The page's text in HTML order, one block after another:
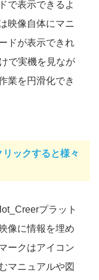
で表示できるよ
映像自体にマニ
ドが表示できれ
で実機を見なが
業を円滑化でき
ックすると様々
プラット
像に情報を埋め
ークはアイコン
マニュアルや図